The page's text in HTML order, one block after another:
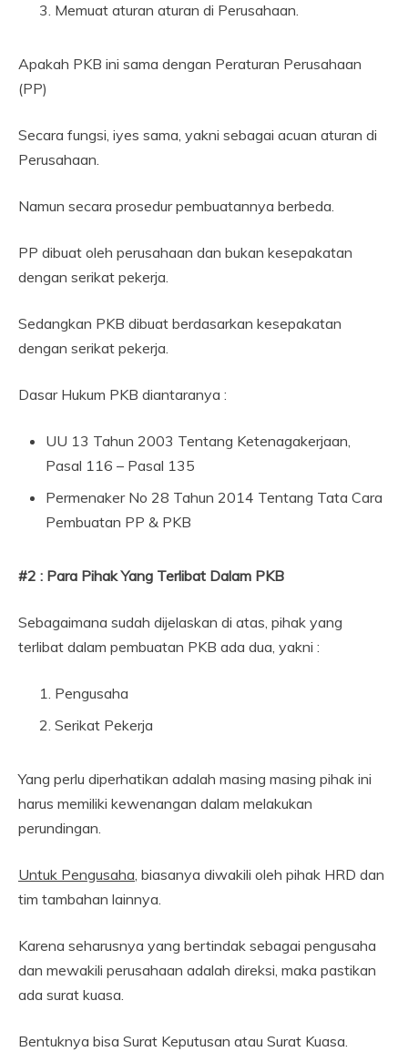
Memuat aturan aturan di Perusahaan.
Apakah PKB ini sama dengan Peraturan Perusahaan
(PP)
Secara fungsi, iyes sama, yakni sebagai acuan aturan di
Perusahaan.
Namun secara prosedur pembuatannya berbeda.
PP dibuat oleh perusahaan dan bukan kesepakatan
dengan serikat pekerja.
Sedangkan PKB dibuat berdasarkan kesepakatan
dengan serikat pekerja.
Dasar Hukum PKB diantaranya :
UU 13 Tahun 2003 Tentang Ketenagakerjaan,
Pasal 116 – Pasal 135
Permenaker No 28 Tahun 2014 Tentang Tata Cara
Pembuatan PP & PKB
#2 : Para Pihak Yang Terlibat Dalam PKB
Sebagaimana sudah dijelaskan di atas, pihak yang
terlibat dalam pembuatan PKB ada dua, yakni :
Pengusaha
Serikat Pekerja
Yang perlu diperhatikan adalah masing masing pihak ini
harus memiliki kewenangan dalam melakukan
perundingan.
Untuk Pengusaha, biasanya diwakili oleh pihak HRD dan
tim tambahan lainnya.
Karena seharusnya yang bertindak sebagai pengusaha
dan mewakili perusahaan adalah direksi, maka pastikan
ada surat kuasa.
Bentuknya bisa Surat Keputusan atau Surat Kuasa.